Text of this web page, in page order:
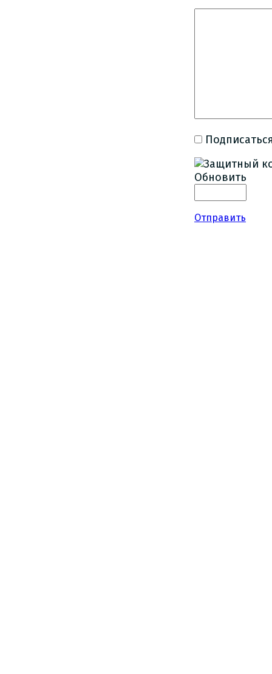
Обновить
Отправить